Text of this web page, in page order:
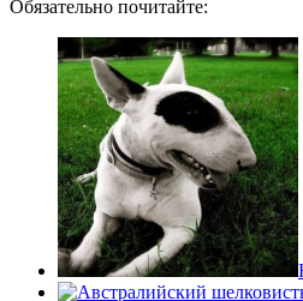
Обязательно почитайте: